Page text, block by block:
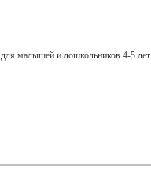
малышей и дошкольников 4-5 лет